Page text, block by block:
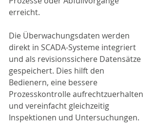
erreicht.
Die Überwachungsdaten werden
direkt in SCADA-Systeme integriert
und als revisionssichere Datensätze
gespeichert. Dies hilft den
Bedienern, eine bessere
Prozesskontrolle aufrechtzuerhalten
und vereinfacht gleichzeitig
Inspektionen und Untersuchungen.